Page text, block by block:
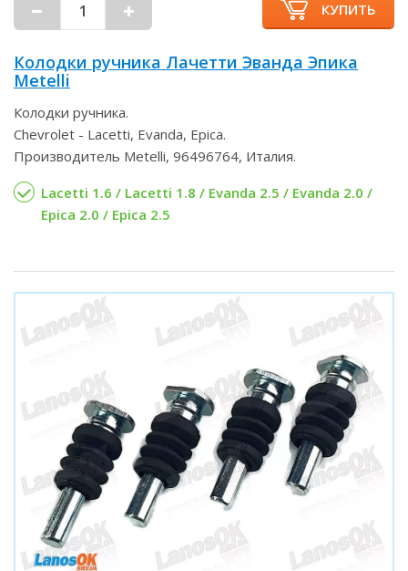
КУПИТЬ
Колодки ручника Лачетти Эванда Эпика
Metelli
Колодки ручника.
Chevrolet - Lacetti, Evanda, Epica.
Производитель Metelli, 96496764, Италия.
Lacetti 1.6 / Lacetti 1.8 / Evanda 2.5 / Evanda 2.0 /
Epica 2.0 / Epica 2.5